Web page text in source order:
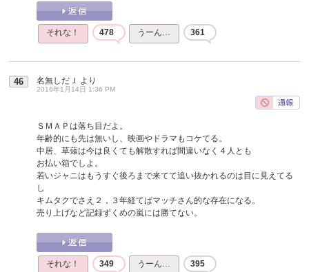
それな！ 478 うーん… 361
46 名無しだＪ より
2016年1月14日 1:36 PM
ＳＭＡＰは落ち目だよ。
年齢的にも先は無いし、映画やドラマもコケてる。
中居、草薙は今は良くても解散すれば間違いなく４人とも
お払い箱でしよ。
若いジャニはもうすぐ後ろまで来てて追い抜かれるのは目に見えてる
し
キムタクでさえ２，３年経てばマッチさん的な存在になる。
売り上げなど記録ずくめの嵐には勝てない。
それな！ 349 うーん… 395